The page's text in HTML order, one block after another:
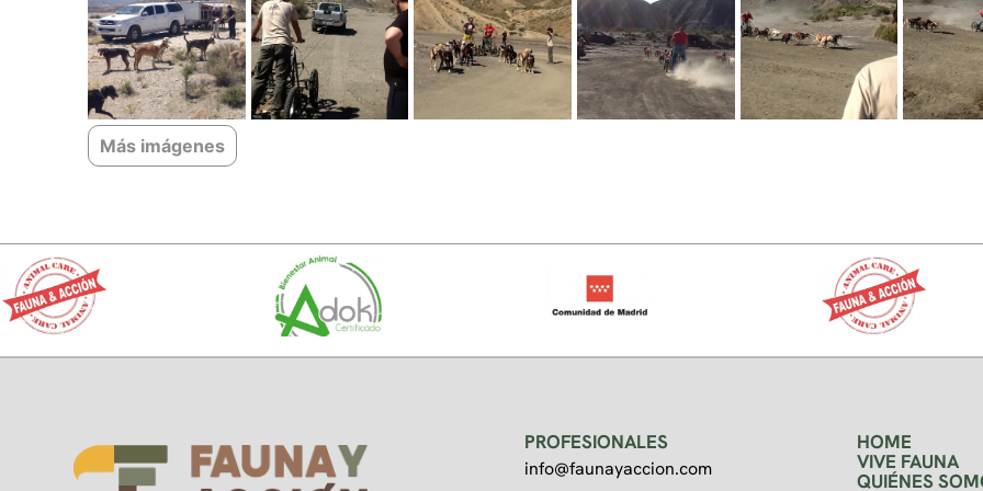
Más imágenes
PROFESIONALES
info@faunayaccion.com
HOME
VIVE FAUNA
QUIÉNES